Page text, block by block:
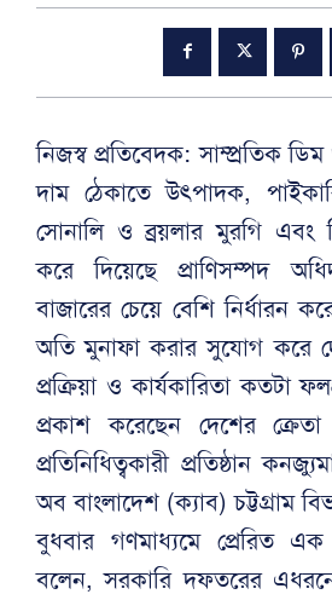
নিজস্ব প্রতিবেদক: সাম্প্রতিক
দাম ঠেকাতে উৎপাদক,
সোনালি ও ব্রয়লার মুরগি এবং
করে দিয়েছে প্রাণিসম্পদ
বাজারের চেয়ে বেশি নির্ধারন
অতি মুনাফা করার সুযোগ করে
প্রক্রিয়া ও কার্যকারিতা কতটা
প্রকাশ করেছেন দেশের
প্রতিনিধিত্বকারী প্রতিষ্ঠান
অব বাংলাদেশ (ক্যাব) চট্টগ্রাম
বুধবার গণমাধ্যমে প্রেরিত
বলেন, সরকারি দফতরের